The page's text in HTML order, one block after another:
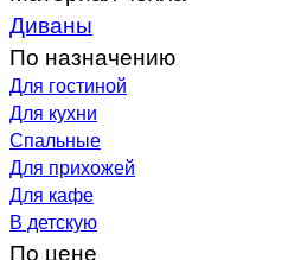
Диваны
По назначению
Для гостиной
Для кухни
Спальные
Для прихожей
Для кафе
В детскую
По цене